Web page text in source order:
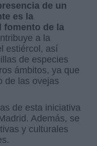
de un
es la
fomento de la
a la
estiércol, así
de especies
ámbitos, ya que
de las ovejas
de esta iniciativa
Además, se
y culturales